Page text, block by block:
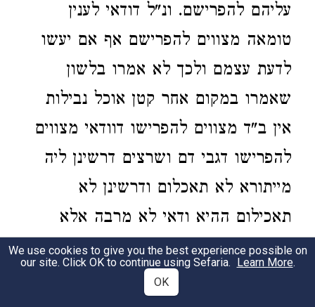
עליהם להפרישם. ונ"ל דודאי לענין
טומאה מצווים להפרישם אף אם יעשו
לדעת עצמם ולכך לא אמרו בלשון
שאמרו במקום אחר קטן אוכל נבילות
אין ב"ד מצווים להפרישו דוודאי מצווים
להפרישו דגבי דם ושרצים דרשינן ליה
מייתורא לא תאכלום ודרשינן לא
תאכילום ההיא ודאי לא מרבה אלא
שלא להאכילו בידים אבל אם אוכל
מעצמו אין מצווים להפרישו אבל הכא
We use cookies to give you the best experience possible on
our site. Click OK to continue using Sefaria. Learn More.
OK